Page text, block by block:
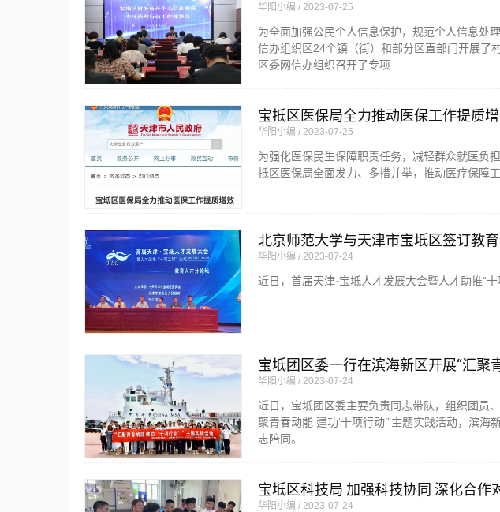
华阳小编 2023-07-25
为全面加强公民个人信息保护，规范个人信息处
信办组织区24个镇（街）和部分区直部门开展了
区委网信办组织召开了专项
宝抵区医保局全力推动医保工作提质
华阳小编 2023-07-25
为强化医保民生保障职责任务，减轻群众就医负
抵区医保局全面发力、多措并举，推动医疗保障工
北京师范大学与天津市宝坻区签订教
华阳小编 2023-07-24
近日，首届天津·宝坻人才发展大会暨人才助推“
宝坻团区委一行在滨海新区开展“汇聚
华阳小编 2023-07-24
近日，宝坻团区委主要负责同志带队，组织团员
聚青春动能 建功‘十项行动’”主题实践活动，滨
志陪同。
宝坻区科技局 加强科技协同 深化合作
华阳小编 2023-07-24